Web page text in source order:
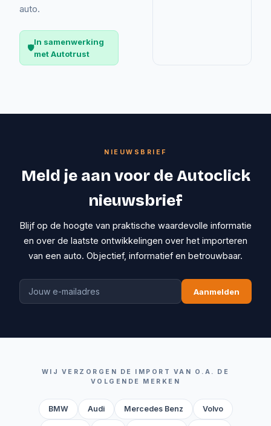
auto.
🛡️
In samenwerking
met Autotrust
NIEUWSBRIEF
Meld je aan voor de Autoclick
nieuwsbrief
Blijf op de hoogte van praktische waardevolle informatie
en over de laatste ontwikkelingen over het importeren
van een auto. Objectief, informatief en betrouwbaar.
Aanmelden
WIJ VERZORGEN DE IMPORT VAN O.A. DE
VOLGENDE MERKEN
BMW Audi Mercedes Benz Volvo